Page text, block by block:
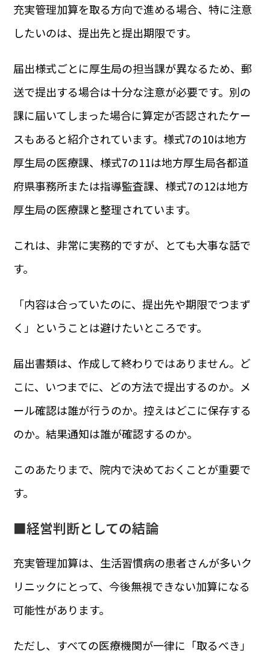
充実管理加算を取る方向で進める場合、特に注意
したいのは、提出先と提出期限です。
届出様式ごとに厚生局の担当課が異なるため、郵
送で提出する場合は十分な注意が必要です。別の
課に届いてしまった場合に算定が否認されたケー
スもあると紹介されています。様式7の10は地方
厚生局の医療課、様式7の11は地方厚生局各都道
府県事務所または指導監査課、様式7の12は地方
厚生局の医療課と整理されています。
これは、非常に実務的ですが、とても大事な話で
す。
「内容は合っていたのに、提出先や期限でつまず
く」ということは避けたいところです。
届出書類は、作成して終わりではありません。ど
こに、いつまでに、どの方法で提出するのか。メ
ール確認は誰が行うのか。控えはどこに保存する
のか。結果通知は誰が確認するのか。
このあたりまで、院内で決めておくことが重要で
す。
■経営判断としての結論
充実管理加算は、生活習慣病の患者さんが多いク
リニックにとって、今後無視できない加算になる
可能性があります。
ただし、すべての医療機関が一律に「取るべき」